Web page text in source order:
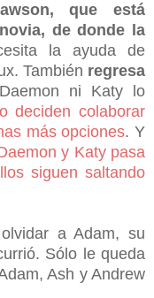
que está
de donde la
la ayuda de
También regresa
ni Katy lo
deciden colaborar
más opciones. Y
y Katy pasa
siguen saltando
a Adam, su
Sólo le queda
Ash y Andrew